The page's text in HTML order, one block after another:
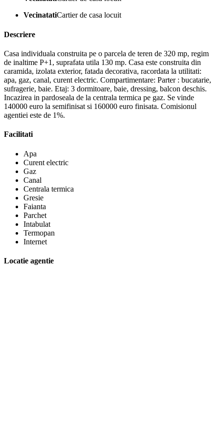
VecinatatiCartier de casa locuit
Descriere
Casa individuala construita pe o parcela de teren de 320 mp, regim
de inaltime P+1, suprafata utila 130 mp. Casa este construita din
caramida, izolata exterior, fatada decorativa, racordata la utilitati:
apa, gaz, canal, curent electric. Compartimentare: Parter : bucatarie,
sufragerie, baie. Etaj: 3 dormitoare, baie, dressing, balcon deschis.
Incazirea in pardoseala de la centrala termica pe gaz. Se vinde
140000 euro la semifinisat si 160000 euro finisata. Comisionul
agentiei este de 1%.
Facilitati
Apa
Curent electric
Gaz
Canal
Centrala termica
Gresie
Faianta
Parchet
Intabulat
Termopan
Internet
Locatie agentie